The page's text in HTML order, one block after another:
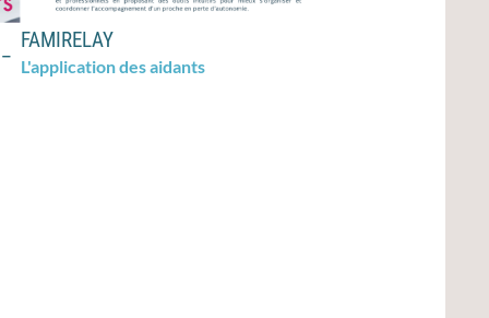
FAMIRELAY
L'application des aidants